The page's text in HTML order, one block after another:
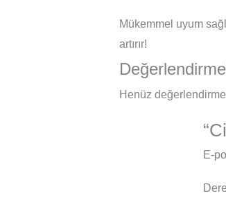
Mükemmel uyum
artırır!
Henüz değerlendirme
E-